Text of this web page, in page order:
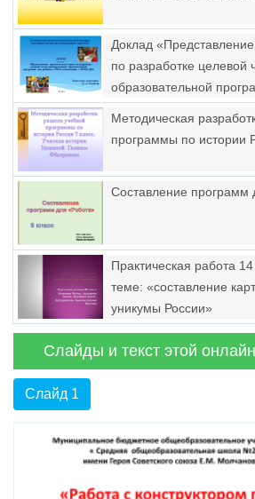
Доклад
по разработке целевой
образовательной
Методическая
программы по истории
Составление программ
Практическая работа
теме: «составление
уникумы России»
Слайды и текст этой
Слайд 1